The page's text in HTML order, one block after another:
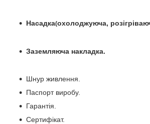
Насадка(охолоджуюча,
Заземляюча накладка.
Шнур живлення.
Паспорт виробу.
Гарантія.
Сертифікат.